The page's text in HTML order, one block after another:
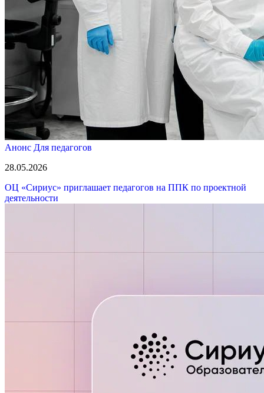
Анонс Для педагогов
28.05.2026
ОЦ «Сириус» приглашает педагогов на ППК по проектной
деятельности